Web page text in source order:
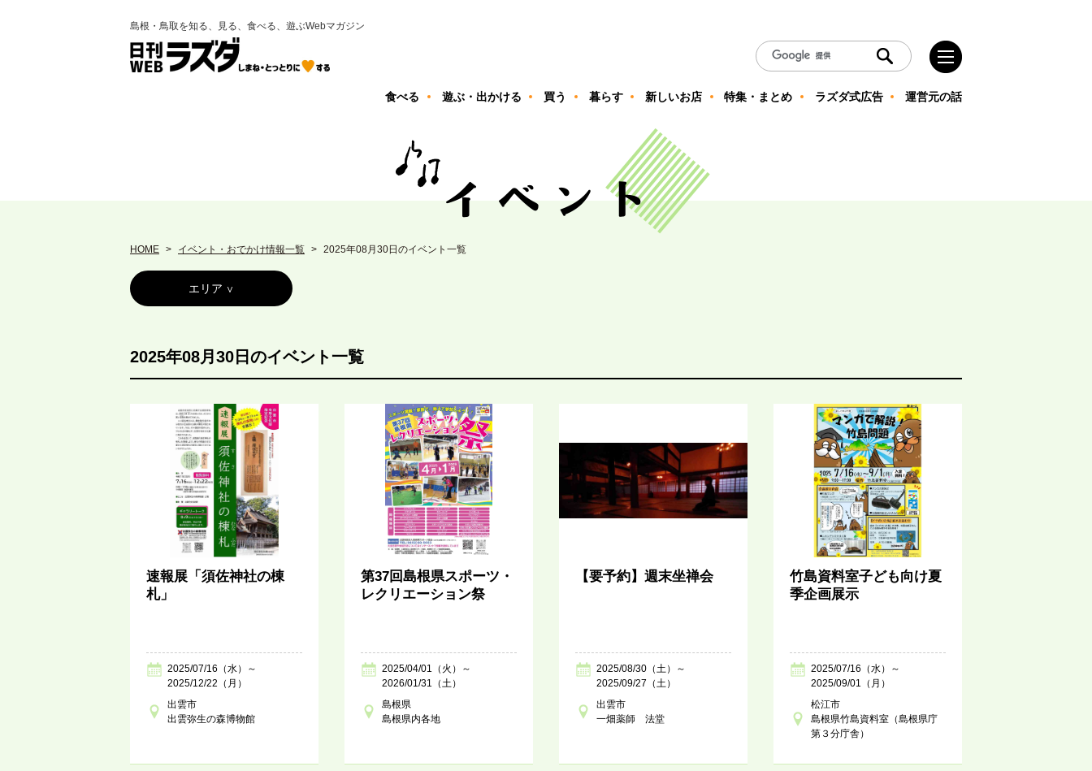
島根・鳥取を知る、見る、食べる、遊ぶWebマガジン
食べる 遊ぶ・出かける 買う 暮らす 新しいお店 特集・まとめ ラズダ式広告 運営元の話
HOME イベント・おでかけ情報一覧 2025年08月30日のイベント一覧
エリア
2025年08月30日のイベント一覧
速報展「須佐神社の棟
札」
2025/07/16（水）～
2025/12/22（月）
出雲市
出雲弥生の森博物館
第37回島根県スポーツ・
レクリエーション祭
2025/04/01（火）～
2026/01/31（土）
島根県
島根県内各地
【要予約】週末坐禅会
2025/08/30（土）～
2025/09/27（土）
出雲市
一畑薬師 法堂
竹島資料室子ども向け夏
季企画展示
2025/07/16（水）～
2025/09/01（月）
松江市
島根県竹島資料室（島根県庁
第３分庁舎）